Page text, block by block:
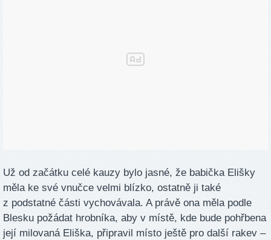
Už od začátku celé kauzy bylo jasné, že babička Elišky
měla ke své vnučce velmi blízko, ostatně ji také
z podstatné části vychovávala. A právě ona měla podle
Blesku požádat hrobníka, aby v místě, kde bude pohřbena
její milovaná Eliška, připravil místo ještě pro další rakev –